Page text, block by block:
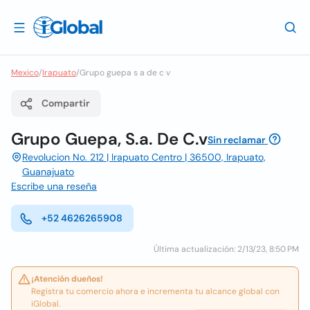
Mexico/Irapuato/Grupo guepa s a de c v
Compartir
Grupo Guepa, S.a. De C.vSin reclamar
Revolucion No. 212 | Irapuato Centro | 36500, Irapuato,
Guanajuato
Escribe una reseña
+52 4626265908
Última actualización: 2/13/23, 8:50 PM
¡Atención dueños!
Registra tu comercio ahora e incrementa tu alcance global con
iGlobal.